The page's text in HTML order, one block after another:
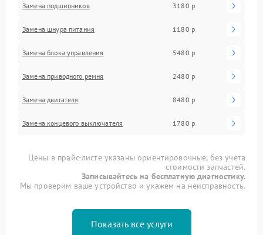
Замена подшипников 3180 р
Замена шнура питания 1180 р
Замена блока управления 5480 р
Замена приводного ремня 2480 р
Замена двигателя 8480 р
Замена концевого выключателя 1780 р
Цены в прайс-листе указаны ориентировочные, без учета
стоимости запчастей.
Записывайтесь на бесплатную диагностику.
Мы проверим ваше устройство и укажем на неисправность.
Показать все услуги